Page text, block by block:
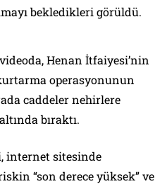
bekledikleri görüldü.
Henan İtfaiyesi’nin
operasyonunun
caddeler nehirlere
bıraktı.
internet sitesinde
“son derece yüksek” ve